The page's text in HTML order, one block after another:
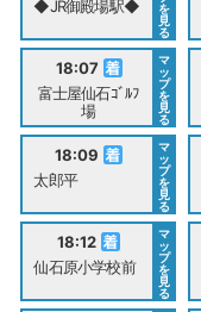
◆JR御殿場駅◆
を
見
る
18:07
富士屋仙石ｺﾞﾙﾌ
場
マ
ッ
プ
を
見
る
18:09
太郎平
マ
ッ
プ
を
見
る
18:12
仙石原小学校前
マ
ッ
プ
を
見
る